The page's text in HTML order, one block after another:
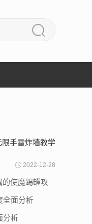
限手雷炸墙教学
2022-12-28
的使魔踢罐攻
全面分析
分析